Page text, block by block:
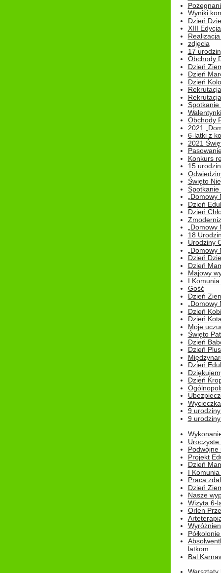
Wyniki
Dzień
XIII
zdjęcia
17
Obchody
Dzień
Dzień
Dzień
Rekrutacja
Spotkanie
Obchody
2021
6-latki z
2021
Konkurs
15
Święto
Spotkanie
Dzień
Dzień
18
Urodziny
Dzień
Dzień
Majowy
I
Gość
Dzień
Dzień
Dzień
Moje
Święto
Dzień
Dzień
Dzień
Dzień
9
9
Podwójne
Projekt
Dzień
I
Praca
Dzień
Nasze
Wizyta 6-
Orlen
latkom
Bal